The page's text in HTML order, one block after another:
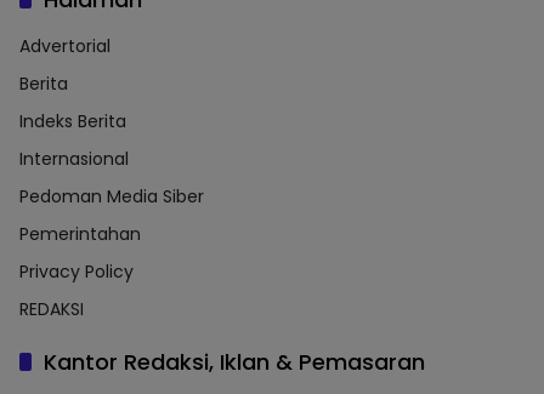
Advertorial
Berita
Indeks Berita
Internasional
Pedoman Media Siber
Pemerintahan
Privacy Policy
REDAKSI
Kantor Redaksi, Iklan & Pemasaran